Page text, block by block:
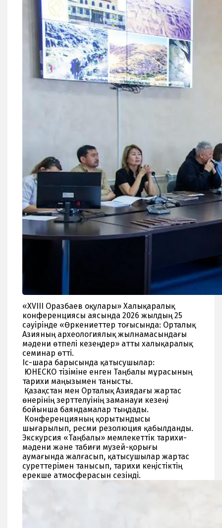
«XVIII Оразбаев оқулары» Халықаралық
конференциясы аясында 2026 жылдың 25
сәуірінде «Өркениеттер тоғысында: Орталық
Азияның археологиялық жылнамасындағы
мәдени өтпелі кезеңдер» атты халықаралық
семинар өтті.
Іс-шара барысында қатысушылар:
ЮНЕСКО тізіміне енген Таңбалы мұрасының
тарихи маңызымен танысты.
Қазақстан мен Орталық Азиядағы жартас
өнерінің зерттелуінің заманауи кезеңі
бойынша баяндамалар тыңдады.
Конференцияның қорытындысы
шығарылып, ресми резолюция қабылданды.
Экскурсия «Таңбалы» мемлекеттік тарихи-
мәдени және табиғи музей-қорығы
аумағында жалғасып, қатысушылар жартас
суреттерімен танысып, тарихи кеңістіктің
ерекше атмосферасын сезінді.